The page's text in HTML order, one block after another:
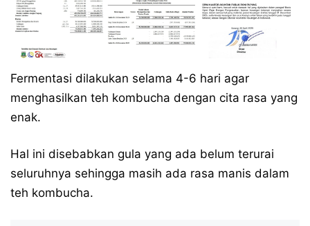
Fermentasi dilakukan selama 4-6 hari agar
menghasilkan teh kombucha dengan cita rasa yang
enak.
Hal ini disebabkan gula yang ada belum terurai
seluruhnya sehingga masih ada rasa manis dalam
teh kombucha.